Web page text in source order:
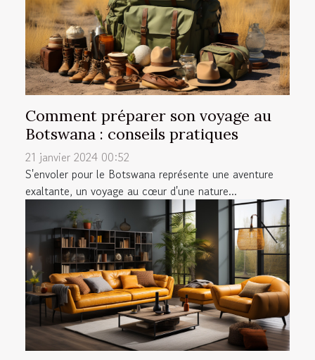
Comment préparer son voyage au
Botswana : conseils pratiques
21 janvier 2024 00:52
S'envoler pour le Botswana représente une aventure
exaltante, un voyage au cœur d'une nature...